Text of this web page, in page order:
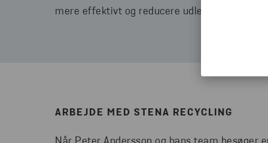
mere effektivt og reducere udledningen af
ARBEJDE MED STENA RECYCLING